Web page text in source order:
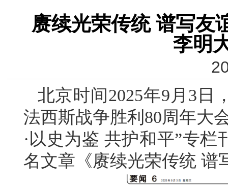
赓续光荣传统 谱写
李明
北京时间2025年9月3日
法西斯战争胜利80周年大
·以史为鉴 共护和平”专
名文章《赓续光荣传统 谱